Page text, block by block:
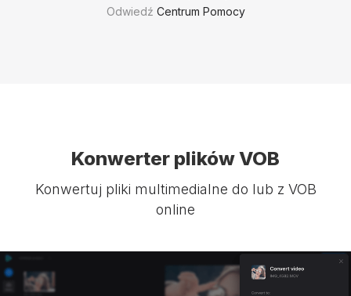
Odwiedź Centrum Pomocy
Konwerter plików VOB
Konwertuj pliki multimedialne do lub z VOB
online